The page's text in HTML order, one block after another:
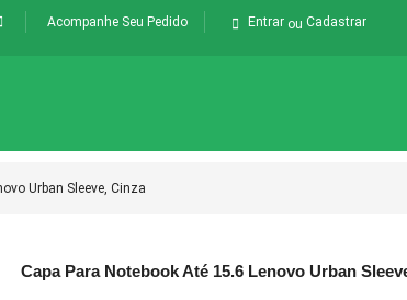
Acompanhe Seu Pedido Entrar ou Cadastrar
Urban Sleeve, Cinza
Capa Para Notebook Até 15.6 Lenovo Urban